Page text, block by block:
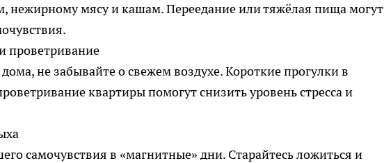
нежирному мясу и кашам. Переедание или тяжёлая пища могут
проветривание
не забывайте о свежем воздухе. Короткие прогулки в
квартиры помогут снизить уровень стресса и
самочувствия в «магнитные» дни. Старайтесь ложиться и